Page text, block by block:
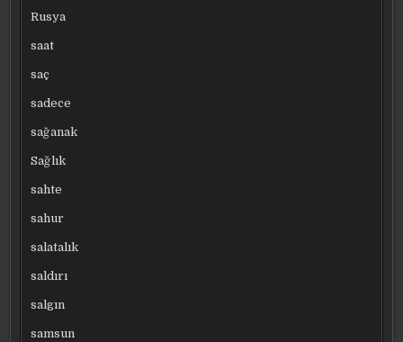
Rusya
saat
saç
sadece
sağanak
Sağlık
sahte
sahur
salatalık
saldırı
salgın
samsun